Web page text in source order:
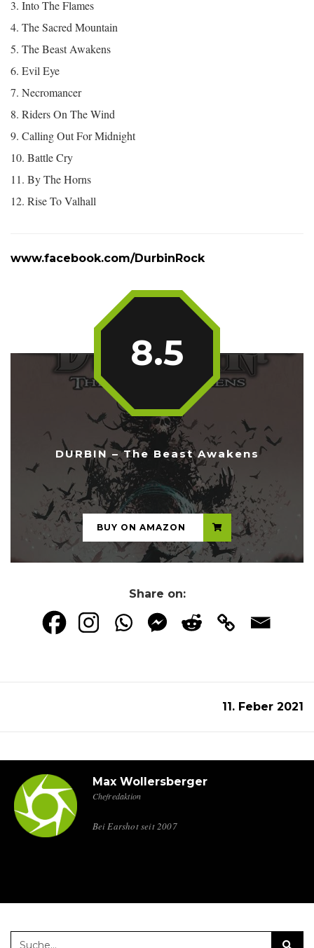
3. Into The Flames
4. The Sacred Mountain
5. The Beast Awakens
6. Evil Eye
7. Necromancer
8. Riders On The Wind
9. Calling Out For Midnight
10. Battle Cry
11. By The Horns
12. Rise To Valhall
www.facebook.com/DurbinRock
DURBIN – The Beast Awakens
8.5
...
BUY ON AMAZON
Share on:
11. Feber 2021
Max Wollersberger
Chefredaktion
Bei Earshot seit 2007